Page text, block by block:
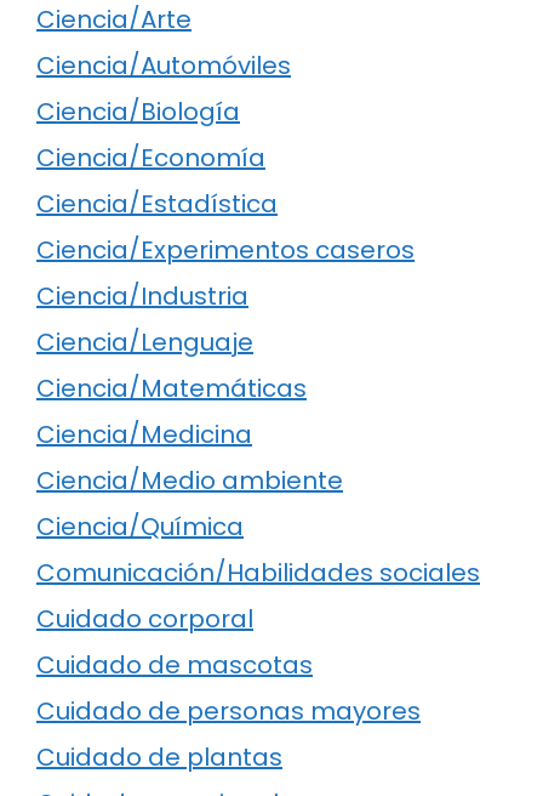
Ciencia/Arte
Ciencia/Automóviles
Ciencia/Biología
Ciencia/Economía
Ciencia/Estadística
Ciencia/Experimentos caseros
Ciencia/Industria
Ciencia/Lenguaje
Ciencia/Matemáticas
Ciencia/Medicina
Ciencia/Medio ambiente
Ciencia/Química
Comunicación/Habilidades sociales
Cuidado corporal
Cuidado de mascotas
Cuidado de personas mayores
Cuidado de plantas